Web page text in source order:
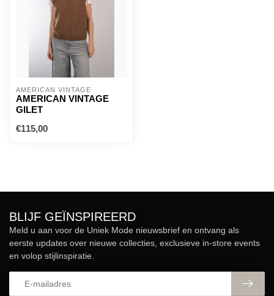
AMERICAN VINTAGE
AMERICAN VINTAGE
GILET
€115,00
BLIJF GEÏNSPIREERD
Meld u aan voor de Uniek Mode nieuwsbrief en ontvang als
eerste updates over nieuwe collecties, exclusieve in-store events
en volop stijlinspiratie.